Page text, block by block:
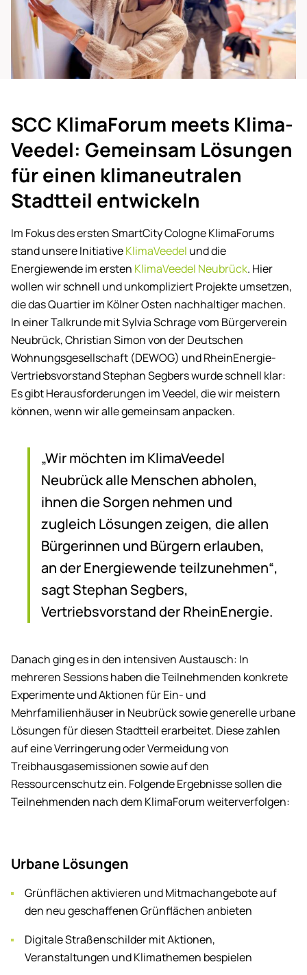
SCC Kli­ma­Fo­rum meets Kli­ma­
Vee­del: Ge­mein­sam Lö­sun­gen
für ei­nen kli­ma­neu­tra­len
Stadt­teil ent­wi­ckeln
Im Fokus des ersten SmartCity Cologne KlimaForums
stand unsere InitiativeKlimaVeedel und die
Energiewende im ersten KlimaVeedel Neubrück. Hier
wollen wir schnell und unkompliziert Projekte umsetzen,
die das Quartier im Kölner Osten nachhaltiger machen.
In einer Talkrunde mit Sylvia Schrage vom Bürgerverein
Neubrück, Christian Simon von der Deutschen
Wohnungsgesellschaft (DEWOG) und RheinEnergie-
Vertriebsvorstand Stephan Segbers wurde schnell klar:
Es gibt Herausforderungen im Veedel, die wir meistern
können, wenn wir alle gemeinsam anpacken.
„Wir möchten im KlimaVeedel
Neubrück alle Menschen abholen,
ihnen die Sorgen nehmen und
zugleich Lösungen zeigen, die allen
Bürgerinnen und Bürgern erlauben,
an der Energiewende teilzunehmen“,
sagt Stephan Segbers,
Vertriebsvorstand der RheinEnergie.
Danach ging es in den intensiven Austausch: In
mehreren Sessions haben die Teilnehmenden konkrete
Experimente und Aktionen für Ein- und
Mehrfamilienhäuser in Neubrück sowie generelle urbane
Lösungen für diesen Stadtteil erarbeitet. Diese zahlen
auf eine Verringerung oder Vermeidung von
Treibhausgasemissionen sowie auf den
Ressourcenschutz ein. Folgende Ergebnisse sollen die
Teilnehmenden nach dem KlimaForum weiterverfolgen:
Ur­ba­ne Lö­sun­gen
Grünflächen aktivieren und Mitmachangebote auf
den neu geschaffenen Grünflächen anbieten
Digitale Straßenschilder mit Aktionen,
Veranstaltungen und Klimathemen bespielen